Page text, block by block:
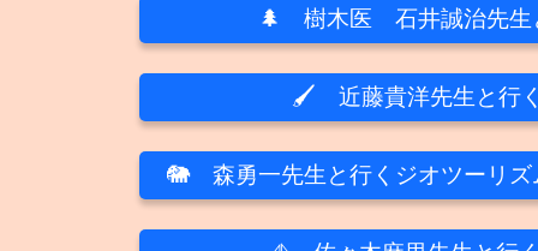
🌲 樹木医 石井誠治先生
🖌 近藤貴洋先生と行
🐘 森勇一先生と行くジオツーリ